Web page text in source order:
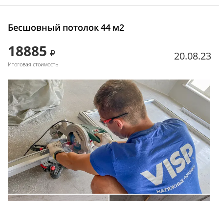
Бесшовный потолок 44 м2
18885
Итоговая стоимость
20.08.23